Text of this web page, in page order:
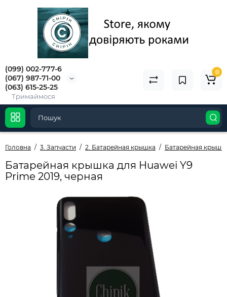
(099) 002-777-6
(067) 987-71-00
(063) 615-25-25
Тримаймося
0
Головна 3. Запчасти 2. Батарейная крышка Батарейная
Батарейная крышка для Huawei Y9
Prime 2019, черная